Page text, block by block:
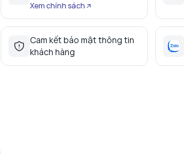
Xem chính sách
Cam kết bảo mật thông tin
khách hàng